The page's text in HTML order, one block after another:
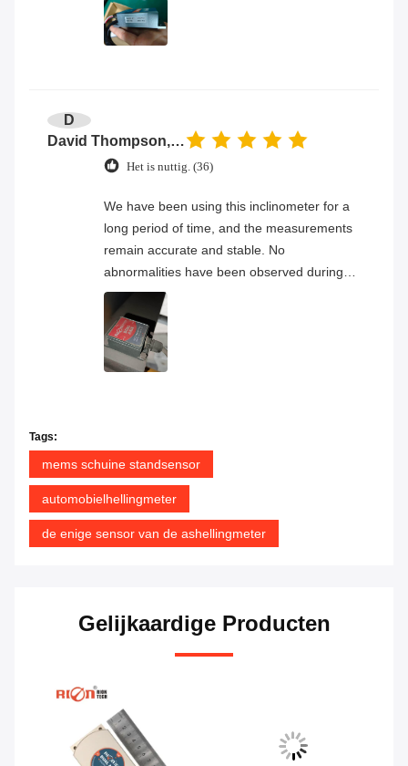
D
David Thompson, Senior Engineer
Het is nuttig. (36)
We have been using this inclinometer for a
long period of time, and the measurements
remain accurate and stable. No
abnormalities have been observed during
continuous operation, and the overall
product quality has proven to be very
reliable.
Tags:
mems schuine standsensor
automobielhellingmeter
de enige sensor van de ashellingmeter
Gelijkaardige Producten